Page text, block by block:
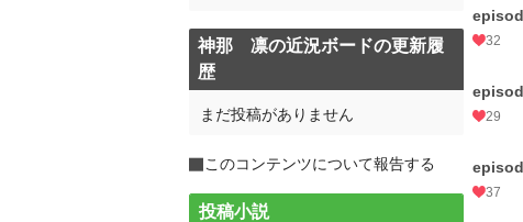
32
29
37
神那 凛の近況ボードの更新履
歴
まだ投稿がありません
このコンテンツについて報告する
投稿小説